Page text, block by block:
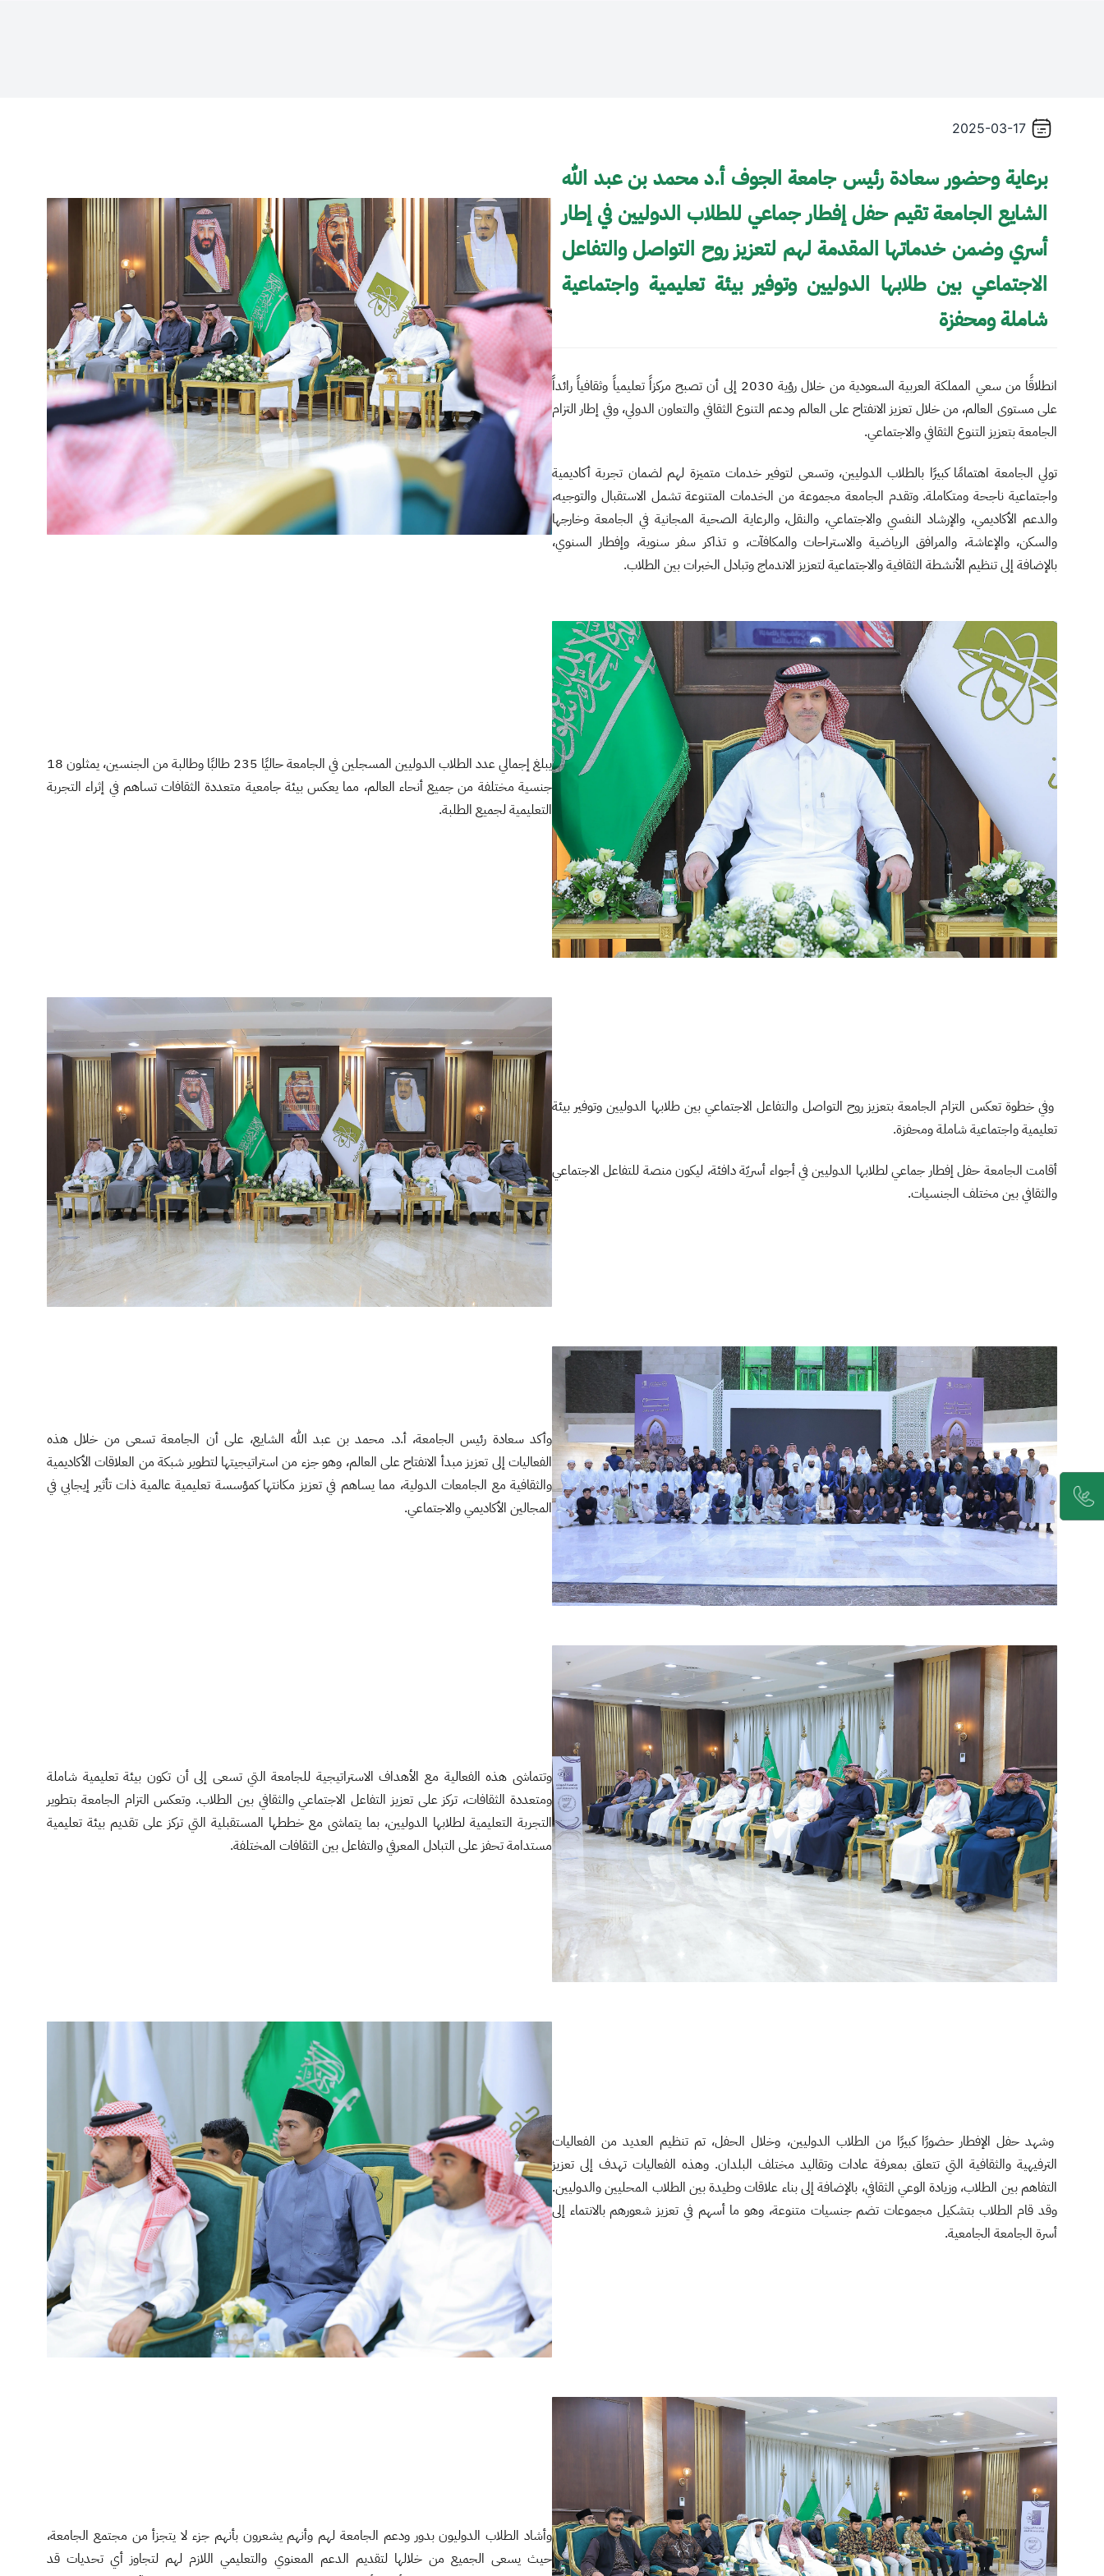
2025-03-17
برعاية وحضور سعادة رئيس جامعة الجوف أ.د محمد بن عبد الله
الشايع الجامعة تقيم حفل إفطار جماعي للطلاب الدوليين في إطار
أسري وضمن خدماتها المقدمة لهم لتعزيز روح التواصل والتفاعل
الاجتماعي بين طلابها الدوليين وتوفير بيئة تعليمية واجتماعية
شاملة ومحفزة
انطلاقًا من سعي المملكة العربية السعودية من خلال رؤية 2030 إلى أن تصبح مركزاً تعليمياً وثقافياً رائداً
على مستوى العالم، من خلال تعزيز الانفتاح على العالم ودعم التنوع الثقافي والتعاون الدولي، وفي إطار التزام
الجامعة بتعزيز التنوع الثقافي والاجتماعي.
تولي الجامعة اهتمامًا كبيرًا بالطلاب الدوليين، وتسعى لتوفير خدمات متميزة لهم لضمان تجربة أكاديمية
واجتماعية ناجحة ومتكاملة. وتقدم الجامعة مجموعة من الخدمات المتنوعة تشمل الاستقبال والتوجيه،
والدعم الأكاديمي، والإرشاد النفسي والاجتماعي، والنقل، ⁠والرعاية الصحية المجانية في الجامعة وخارجها
والسكن، والإعاشة، ⁠والمرافق الرياضية والاستراحات والمكافآت، و ⁠تذاكر سفر سنوية، وإفطار السنوي،
بالإضافة إلى تنظيم الأنشطة الثقافية والاجتماعية لتعزيز الاندماج وتبادل الخبرات بين الطلاب.
يبلغ إجمالي عدد الطلاب الدوليين المسجلين في الجامعة حاليًا 235 طالبًا وطالبة من الجنسين، يمثلون 18
جنسية مختلفة من جميع أنحاء العالم، مما يعكس بيئة جامعية متعددة الثقافات تساهم في إثراء التجربة
التعليمية لجميع الطلبة.
وفي خطوة تعكس التزام الجامعة بتعزيز روح التواصل والتفاعل الاجتماعي بين طلابها الدوليين وتوفير بيئة
تعليمية واجتماعية شاملة ومحفزة.
أقامت الجامعة حفل إفطار جماعي لطلابها الدوليين في أجواء أسريّة دافئة، ليكون منصة للتفاعل الاجتماعي
والثقافي بين مختلف الجنسيات.
وأكد سعادة رئيس الجامعة، أ.د. محمد بن عبد الله الشايع، على أن الجامعة تسعى من خلال هذه
الفعاليات إلى تعزيز مبدأ الانفتاح على العالم، وهو جزء من استراتيجيتها لتطوير شبكة من العلاقات الأكاديمية
والثقافية مع الجامعات الدولية، مما يساهم في تعزيز مكانتها كمؤسسة تعليمية عالمية ذات تأثير إيجابي في
المجالين الأكاديمي والاجتماعي.
وتتماشى هذه الفعالية مع الأهداف الاستراتيجية للجامعة التي تسعى إلى أن تكون بيئة تعليمية شاملة
ومتعددة الثقافات، تركز على تعزيز التفاعل الاجتماعي والثقافي بين الطلاب. وتعكس التزام الجامعة بتطوير
التجربة التعليمية لطلابها الدوليين، بما يتماشى مع خططها المستقبلية التي تركز على تقديم بيئة تعليمية
مستدامة تحفز على التبادل المعرفي والتفاعل بين الثقافات المختلفة.
وشهد حفل الإفطار حضورًا كبيرًا من الطلاب الدوليين، وخلال الحفل، تم تنظيم العديد من الفعاليات
الترفيهية والثقافية التي تتعلق بمعرفة عادات وتقاليد مختلف البلدان. وهذه الفعاليات تهدف إلى تعزيز
التفاهم بين الطلاب، وزيادة الوعي الثقافي، بالإضافة إلى بناء علاقات وطيدة بين الطلاب المحليين والدوليين.
وقد قام الطلاب بتشكيل مجموعات تضم جنسيات متنوعة، وهو ما أسهم في تعزيز شعورهم بالانتماء إلى
أسرة الجامعة الجامعية.
وأشاد الطلاب الدوليون بدور ودعم الجامعة لهم وأنهم يشعرون بأنهم جزء لا يتجزأ من مجتمع الجامعة،
حيث يسعى الجميع من خلالها لتقديم الدعم المعنوي والتعليمي اللازم لهم لتجاوز أي تحديات قد